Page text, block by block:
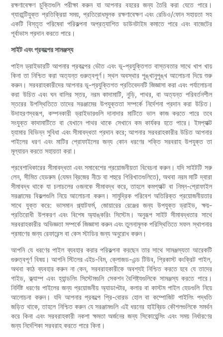
রক্ষণাবেক্ষণ চুক্তিগুলি পরীক্ষা করুন যা আপনার বহরের জন্য তৈরি করা যেতে পারে।
গ্যারান্টিযুক্ত প্রতিক্রিয়া সময়, প্রতিরোধমূলক রক্ষণাবেক্ষণ এবং রেডিও/ফোন সহায়তা সহ
একটি বিস্তৃত পরিষেবা পরিকল্পনা অপ্রত্যাশিত ডাউনটাইম কমাতে পারে এবং বাজেটের
পূর্বাভাস প্রদান করতে পারে।
সাইট এবং প্রকল্পের সামঞ্জস্য
পাইল ড্রাইভারটি আপনার প্রকল্পের ভৌত এবং ভূ-প্রযুক্তিগত বাস্তবতার সাথে খাপ খায়
কিনা তা নিশ্চিত করা অত্যন্ত গুরুত্বপূর্ণ। স্থল অবস্থার পুঙ্খানুপুঙ্খ আলোচনা দিয়ে শুরু
করুন। সরবরাহকারীদের আপনার ভূ-প্রযুক্তিগত প্রতিবেদনটি জিজ্ঞাসা করা এবং পর্যালোচনা
করা উচিত এবং ঘন বালির স্তর, নরম কাদামাটি, নুড়ি, পাথর, বা অত্যন্ত পরিবর্তনশীল
স্তরের উপস্থিতিতে তাদের সরঞ্জামের উপযুক্ততা সম্পর্কে নির্দেশনা প্রদান করা উচিত।
উদাহরণস্বরূপ, কম্পনকারী ড্রাইভারগুলি দানাদার মাটিতে ভাল কাজ করতে পারে তবে
সংযুক্ত কাদামাটিতে বা যেখানে পাথর থাকে সেখানে কম কার্যকর হতে পারে। ইমপ্যাক্ট
হ্যামার বিভিন্ন সুবিধা এবং সীমাবদ্ধতা প্রদান করে; আপনার সরবরাহকারীর উচিত আপনার
পাইলের ধরণ এবং মাটির প্রোফাইলের জন্য কোন ধরণের শক্তি সরবরাহ উপযুক্ত তা
মূল্যায়ন করতে সহায়তা করা।
প্রবেশাধিকারের সীমাবদ্ধতা এবং সমাবেশের প্রয়োজনীয়তা বিবেচনা করুন। যদি সাইটটি সরু
লেন, সীমিত হেডরুম (যেমন ব্রিজের নীচে বা শহুরে গিরিখাতগুলিতে), অথবা নরম মাটি দ্বারা
সীমাবদ্ধ থাকে যা চলাচলের ওজনকে সীমাবদ্ধ করে, তাহলে কমপ্যাক্ট বা নিম্ন-প্রোফাইল
সরঞ্জামের বিকল্পগুলি নিয়ে আলোচনা করুন। সামুদ্রিক পরিবেশ অতিরিক্ত প্রয়োজনীয়তার
সাথে যুক্ত করে: ভাসমান প্ল্যাটফর্ম, জোয়ারের রেঞ্জের জন্য উপযুক্ত ড্রাইভ, ক্ষয়-
প্রতিরোধী উপকরণ এবং বিশেষ অ্যাঙ্করিং সিস্টেম। অনুরূপ সাইট সীমাবদ্ধতার সাথে
সরবরাহকারীর অভিজ্ঞতা সম্পর্কে জিজ্ঞাসা করুন এবং তুলনামূলক পরিস্থিতিতে সফল স্থাপনার
প্রমাণের জন্য রেফারেন্স বা কেস স্টাডির জন্য অনুরোধ করুন।
আপনি যে ধরণের পাইল ব্যবহার করার পরিকল্পনা করছেন তার সাথে সামঞ্জস্যতা আরেকটি
গুরুত্বপূর্ণ বিষয়। আপনি স্টিলের এইচ-বিম, ক্লোজড-এন্ড টিউব, প্রিকাস্ট কংক্রিট পাইল,
অথবা কাঠ ব্যবহার করুন না কেন, সরবরাহকারীকে অবশ্যই নিশ্চিত করতে হবে যে তাদের
গাইড, ক্ল্যাম্প এবং হ্যান্ডলিং সিস্টেমগুলি সেকশন বৈশিষ্ট্যগুলিকে সামঞ্জস্য করতে পারে।
নির্দিষ্ট ধরণের পাইলের জন্য প্রয়োজনীয় অ্যাডাপ্টার, কলার বা কাস্টম পাইল হেডগুলি নিয়ে
আলোচনা করুন। যদি আপনার প্রকল্পে প্রি-বোরড হোল বা কম্পোজিট পাইলিং পদ্ধতি
জড়িত থাকে, তাহলে নিশ্চিত করুন যে সরঞ্জামগুলি এই ধরনের হাইব্রিড কৌশলগুলিকে সমর্থন
করে কিনা এবং সরবরাহকারী নকশা ক্ষমতা অর্জনের জন্য সিকোয়েন্সিং এবং সময় নির্ধারণের
জন্য নির্দেশিকা সরবরাহ করতে পারে কিনা।